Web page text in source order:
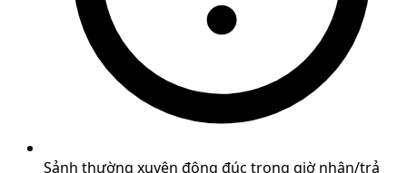
Sảnh thường xuyên đông đúc trong giờ nhận/trả